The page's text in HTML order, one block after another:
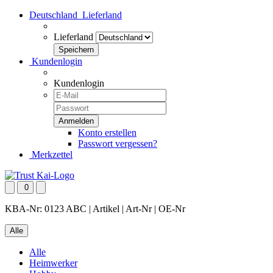
Deutschland Lieferland
Lieferland
Kundenlogin
Kundenlogin
Konto erstellen
Passwort vergessen?
Merkzettel
0
KBA-Nr: 0123 ABC | Artikel | Art-Nr | OE-Nr
Alle
Alle
Heimwerker